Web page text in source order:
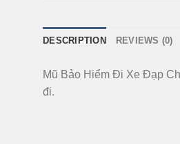
DESCRIPTION REVIEWS (0)
Mũ Bảo Hiểm Đi Xe Đạp
đi.